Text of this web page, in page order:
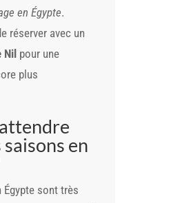
en Égypte.
réserver avec un
pour une
plus
en
sont très